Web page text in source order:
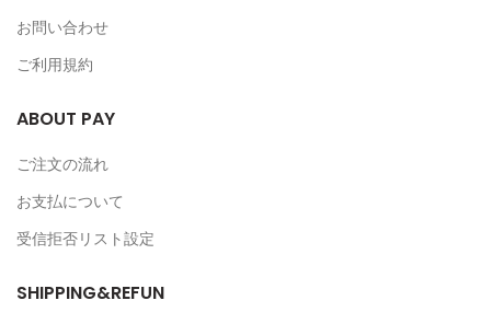
お問い合わせ
ご利用規約
ABOUT PAY
ご注文の流れ
お支払について
受信拒否リスト設定
SHIPPING&REFUN